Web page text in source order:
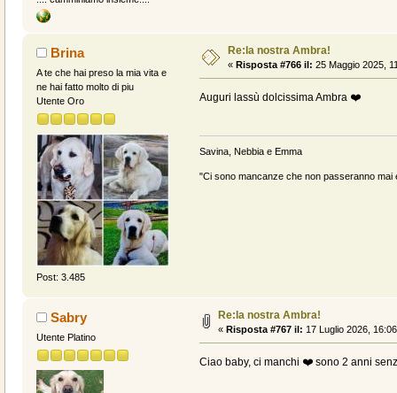
Brina
A te che hai preso la mia vita e
ne hai fatto molto di piu
Utente Oro
Post: 3.485
Re:la nostra Ambra!
« Risposta #766 il: 25 Maggio 2025,
Auguri lassù dolcissima Ambra ❤️
Savina, Nebbia e Emma
"Ci sono mancanze che non passeranno
Sabry
Utente Platino
Re:la nostra Ambra!
« Risposta #767 il: 17 Luglio 2026,
Ciao baby, ci manchi ❤️ sono 2 anni